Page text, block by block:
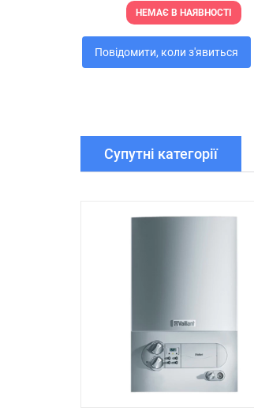
НЕМАЄ В НАЯВНОСТІ
Повідомити, коли з'явиться
Супутні категорії